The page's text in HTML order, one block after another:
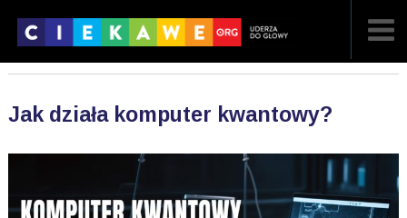
Jak działa komputer kwantowy?
LOSOWE
A ARTYKUŁY